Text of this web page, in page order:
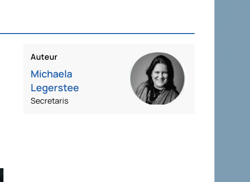
Auteur
Michaela
Legerstee
Secretaris